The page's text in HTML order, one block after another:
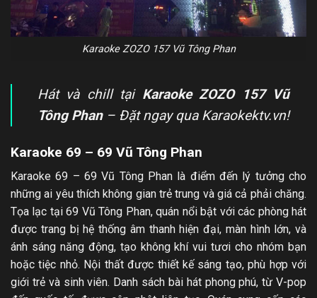
Karaoke ZOZO 157 Vũ Tông Phan
Hát và chill tại Karaoke ZOZO 157 Vũ
Tông Phan– Đặt ngay qua Karaokektv.vn!
Karaoke 69 – 69 Vũ Tông Phan
Karaoke 69 – 69 Vũ Tông Phan là điểm đến lý tưởng cho
những ai yêu thích không gian trẻ trung và giá cả phải chăng.
Tọa lạc tại 69 Vũ Tông Phan, quán nổi bật với các phòng hát
được trang bị hệ thống âm thanh hiện đại, màn hình lớn, và
ánh sáng năng động, tạo không khí vui tươi cho nhóm bạn
hoặc tiệc nhỏ. Nội thất được thiết kế sáng tạo, phù hợp với
giới trẻ và sinh viên. Danh sách bài hát phong phú, từ V-pop